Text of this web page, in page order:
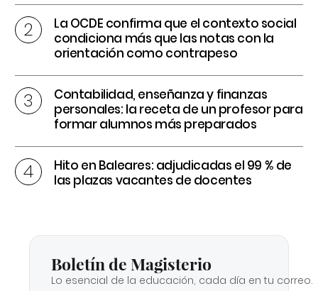
La OCDE confirma que el contexto social
condiciona más que las notas con la
orientación como contrapeso
Contabilidad, enseñanza y finanzas
personales: la receta de un profesor para
formar alumnos más preparados
Hito en Baleares: adjudicadas el 99 % de
las plazas vacantes de docentes
Boletín de Magisterio
Lo esencial de la educación, cada día en tu correo.